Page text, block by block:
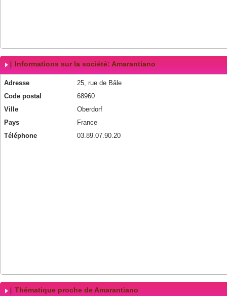
Informations sur la société: Amarantiano
Adresse
25, rue de Bâle
Code postal
68960
Ville
Oberdorf
Pays
France
Téléphone
03.89.07.90.20
Thématique proche de Amarantiano